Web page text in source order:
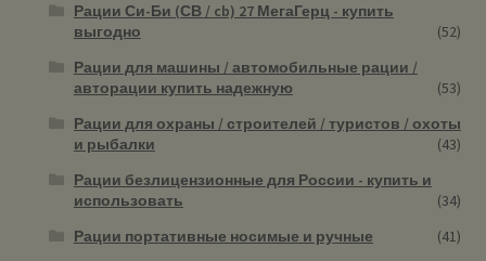
Рации Си-Би (СВ / cb) 27 МегаГерц - купить
выгодно
(52)
Рации для машины / автомобильные рации /
авторации купить надежную
(53)
Рации для охраны / строителей / туристов / охоты
и рыбалки
(43)
Рации безлицензионные для России - купить и
использовать
(34)
Рации портативные носимые и ручные
(41)